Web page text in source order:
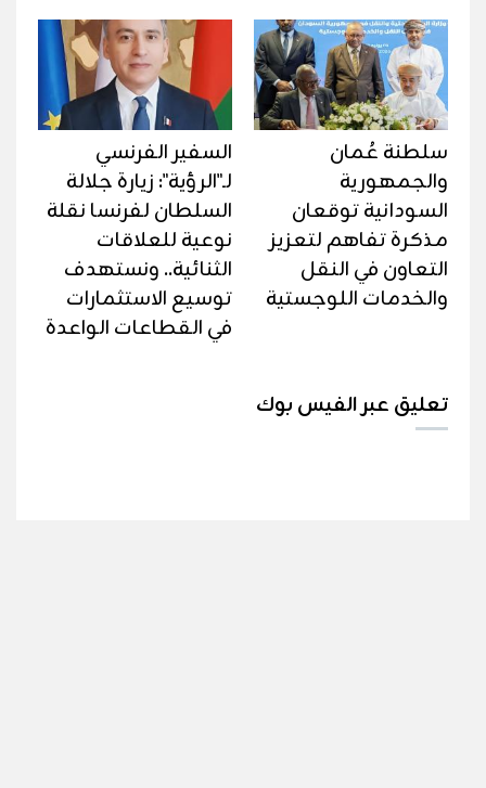
سلطنة عُمان
والجمهورية
السودانية توقعان
مذكرة تفاهم لتعزيز
التعاون في النقل
والخدمات اللوجستية
السفير الفرنسي
لـ"الرؤية": زيارة جلالة
السلطان لفرنسا نقلة
نوعية للعلاقات
الثنائية.. ونستهدف
توسيع الاستثمارات
في القطاعات الواعدة
تعليق عبر الفيس بوك